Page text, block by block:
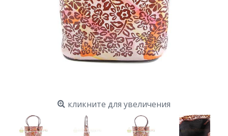
кликните для увеличения